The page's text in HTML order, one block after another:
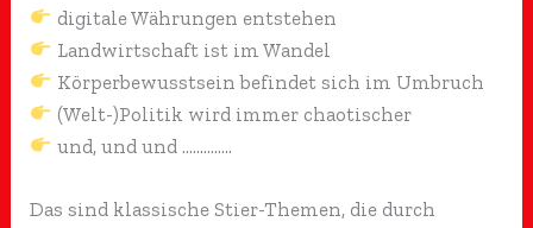
digitale Währungen entstehen
Landwirtschaft ist im Wandel
Körperbewusstsein befindet sich im Umbruch
(Welt-)Politik wird immer chaotischer
und, und und …………..
Das sind klassische Stier-Themen, die durch